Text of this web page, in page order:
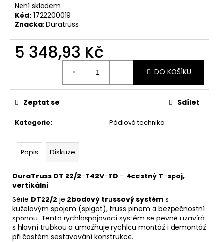
Není skladem
Kód: 1722200019
Značka:Duratruss
5 348,93 Kč
DO KOŠÍKU
Kategorie: Pódiová technika
Zeptat se Sdílet
Popis Diskuze
DuraTruss DT 22/2-T42V-TD – 4cestný T-spoj,
vertikální
Série DT22/2 je 2bodový trussový systém s
kuželovým spojem (spigot), truss pinem a bezpečnostní
sponou. Tento rychlospojovací systém se pevně uzavírá
s hlavní trubkou a umožňuje rychlou montáž i demontáž
při častém sestavování konstrukce.
D
o
p
o
u
m